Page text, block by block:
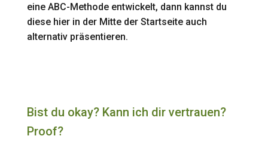
eine ABC-Methode entwickelt, dann kannst du
diese hier in der Mitte der Startseite auch
alternativ präsentieren.
Bist du okay? Kann ich dir vertrauen?
Proof?